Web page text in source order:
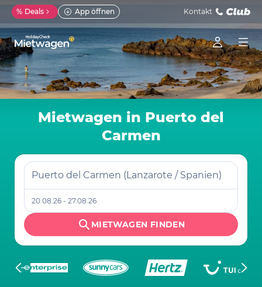
% Deals App öffnen Kontakt
Mietwagen in Puerto del
Carmen
Puerto del Carmen (Lanzarote / Spanien)
20.08.26 - 27.08.26
MIETWAGEN FINDEN